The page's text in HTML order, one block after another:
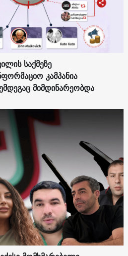
საქმეზე
კამპანია
მიმდინარეობდა